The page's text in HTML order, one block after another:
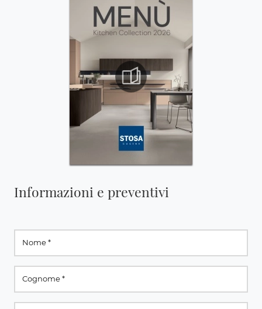
Informazioni e preventivi